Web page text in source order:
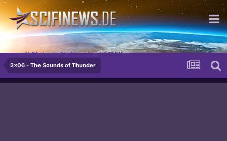
...mit Sicherheit ein gutes Gefühl!
2x06 - The Sounds of Thunder